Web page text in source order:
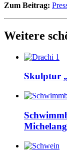
Zum Beitrag:
Weitere
Skulptur